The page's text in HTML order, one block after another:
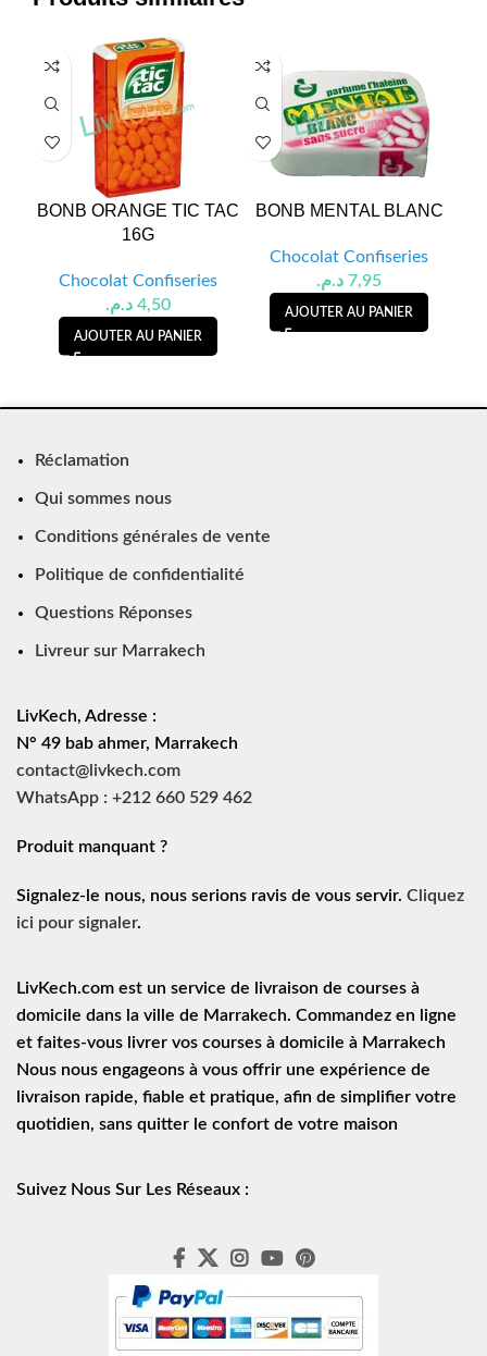
BONB ORANGE TIC TAC
16G
Chocolat Confiseries
4,50 د.م.
AJOUTER AU PANIER
BONB MENTAL BLANC
Chocolat Confiseries
7,95 د.م.
AJOUTER AU PANIER
Réclamation
Qui sommes nous
Conditions générales de vente
Politique de confidentialité
Questions Réponses
Livreur sur Marrakech
LivKech, Adresse :
N° 49 bab ahmer, Marrakech
contact@livkech.com
WhatsApp : +212 660 529 462
Produit manquant ?
Signalez-le nous, nous serions ravis de vous servir. Cliquez
ici pour signaler.
LivKech.com est un service de
livraison de courses à
domicile dans la ville de Marrakech. Commandez en ligne
et faites-vous livrer vos courses à domicile à Marrakech
Nous nous engageons à vous offrir une expérience de
livraison rapide, fiable et pratique, afin de simplifier votre
quotidien, sans quitter le confort de votre maison
Suivez Nous Sur Les Réseaux :